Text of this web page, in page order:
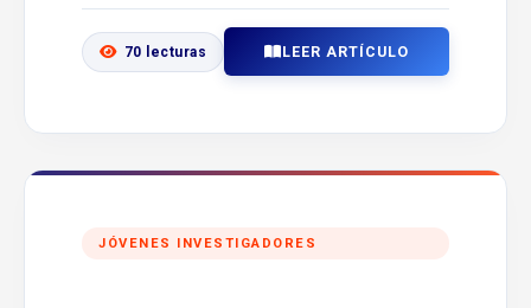
70 lecturas LEER ARTÍCULO
JÓVENES INVESTIGADORES